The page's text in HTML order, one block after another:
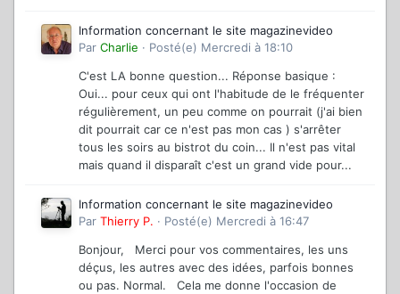
Information concernant le site magazinevideo
Par Charlie · Posté(e) Mercredi à 18:10
C'est LA bonne question... Réponse basique :
Oui... pour ceux qui ont l'habitude de le fréquenter
régulièrement, un peu comme on pourrait (j'ai bien
dit pourrait car ce n'est pas mon cas ) s'arrêter
tous les soirs au bistrot du coin... Il n'est pas vital
mais quand il disparaît c'est un grand vide pour...
Information concernant le site magazinevideo
Par Thierry P. · Posté(e) Mercredi à 16:47
Bonjour, Merci pour vos commentaires, les uns
déçus, les autres avec des idées, parfois bonnes
ou pas. Normal. Cela me donne l'occasion de